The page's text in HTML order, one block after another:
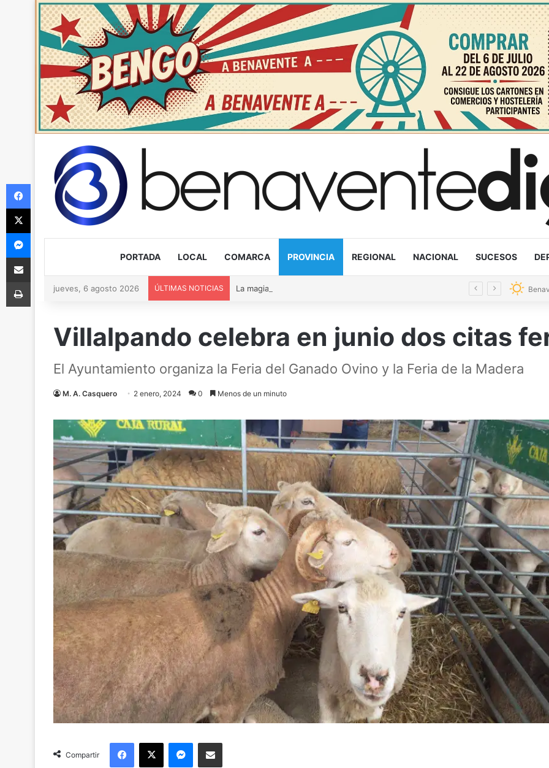
PORTADA LOCAL COMARCA PROVINCIA REGIONAL NACIONAL SUCESOS
jueves, 6 agosto 2026 ÚLTIMAS NOTICIAS
Villalpando celebra en junio dos citas
El Ayuntamiento organiza la Feria del Ganado Ovino y la Feria de la Madera
M. A. Casquero 2 enero, 2024 0 Menos de un minuto
Compartir
Facebook
X Messenger
Compartir via Email
Facebook
X
Messenger
Compartir via Email